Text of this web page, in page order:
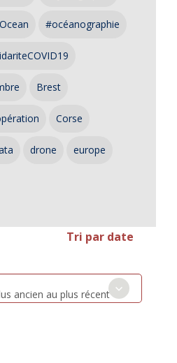
#océanographie
Brest
Corse
drone europe
Tri par date
ancien au plus récent